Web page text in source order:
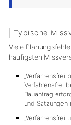
Typische
Viele
häufigsten
„Verfahrensfrei
Verfahrensfrei
Bauantrag
und Satzungen
„Verfahrensfrei